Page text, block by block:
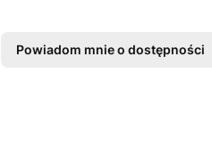
Powiadom mnie o dostępności